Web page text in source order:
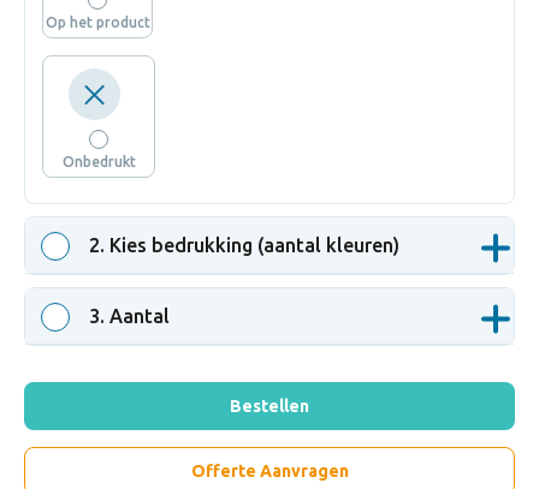
Op het product
Onbedrukt
2. Kies bedrukking (aantal kleuren)
3. Aantal
Bestellen
Offerte Aanvragen